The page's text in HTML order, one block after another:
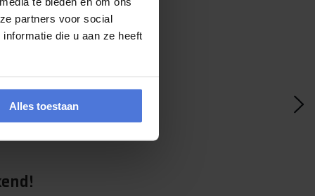
partners voor social
die u aan ze heeft
Alles toestaan